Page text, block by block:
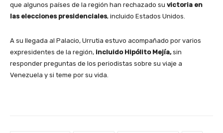
que algunos países de la región han rechazado su victoria en
las elecciones presidenciales, incluido Estados Unidos.
A su llegada al Palacio, Urrutia estuvo acompañado por varios
expresidentes de la región, incluido Hipólito Mejía,sin
responder preguntas de los periodistas sobre su viaje a
Venezuela y si teme por su vida.